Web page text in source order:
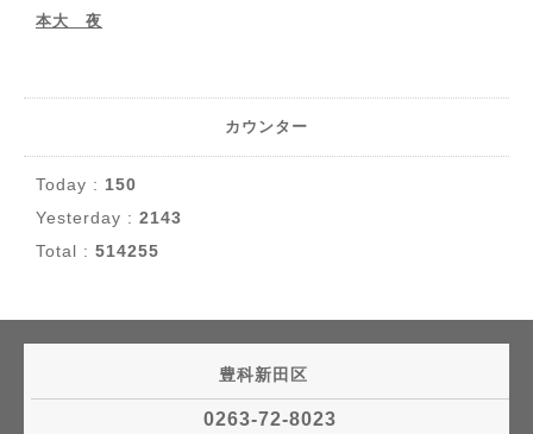
本大 夜
カウンター
Today : 150
Yesterday : 2143
Total : 514255
豊科新田区
0263-72-8023